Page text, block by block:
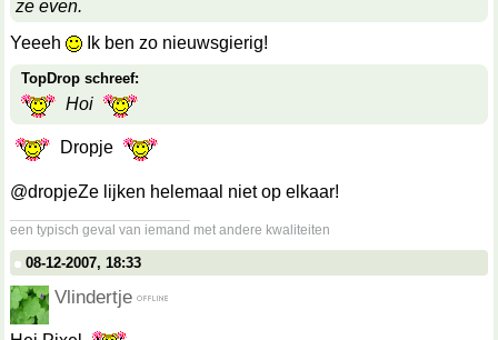
ze even.
Yeeeh
Ik ben zo nieuwsgierig!
TopDrop schreef:
Hoi
Dropje
@dropjeZe lijken helemaal niet op elkaar!
een typisch geval van iemand met andere kwaliteiten
08-12-2007, 18:33
Vlindertje